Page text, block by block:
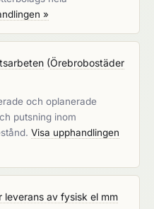
»
(Örebrobostäder
och oplanerade
putsning inom
Visa upphandlingen
leverans av fysisk el mm